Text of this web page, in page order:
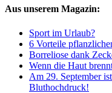
Aus unserem Magazin:
Sport im Urlaub?
6 Vorteile
Borreliose dank
Wenn die Haut
Am 29. September
Bluthochdruck!